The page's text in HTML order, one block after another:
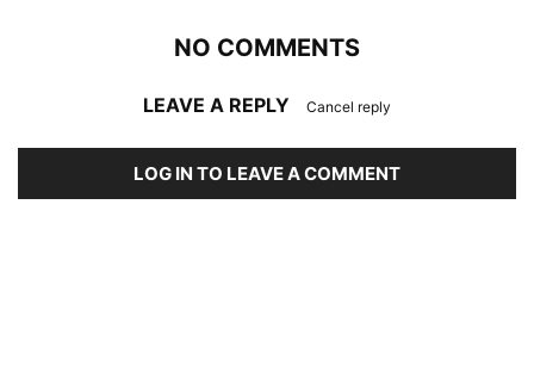
NO COMMENTS
LEAVE A REPLY Cancel reply
LOG IN TO LEAVE A COMMENT